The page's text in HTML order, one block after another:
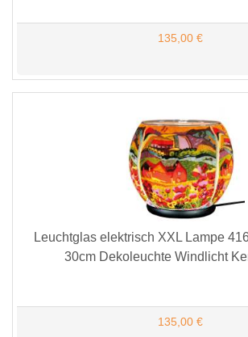
135,00 €
Leuchtglas elektrisch XXL Lampe
30cm Dekoleuchte Windlicht
135,00 €